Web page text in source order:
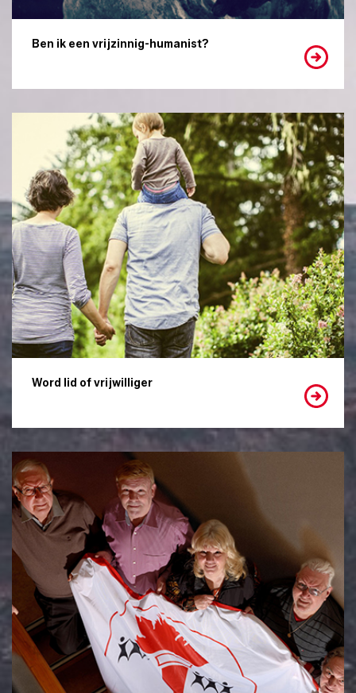
Ben ik een vrijzinnig-humanist?
Word lid of vrijwilliger